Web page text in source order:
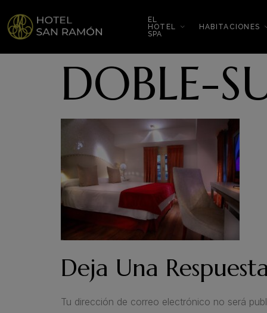
EL
HOTEL
SPA
HABITACIONES
DOBLE-
Deja Una
Tu dirección de correo electrónico no será